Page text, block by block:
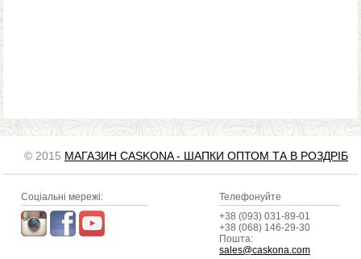
© 2015 МАГАЗИН CASKONA - ШАПКИ ОПТОМ ТА В РОЗДРІБ
Соціальні мережі:
Телефонуйте
+38 (093) 031-89-01
+38 (068) 146-29-30
Пошта:
sales@caskona.com